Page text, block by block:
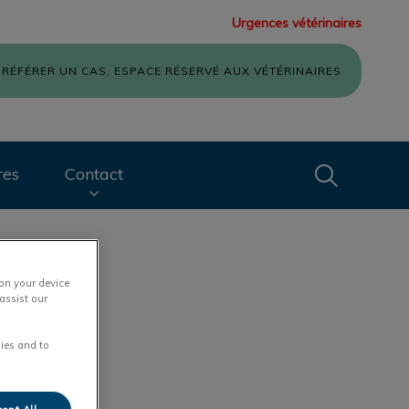
Urgences vétérinaires
RÉFÉRER UN CAS, ESPACE RÉSERVÉ AUX VÉTÉRINAIRES
Contact
your device
our
and to